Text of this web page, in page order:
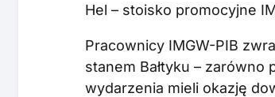
Hel – stoisko promocyjne
Pracownicy IMGW-PIB
stanem Bałtyku –
wydarzenia mieli okazję